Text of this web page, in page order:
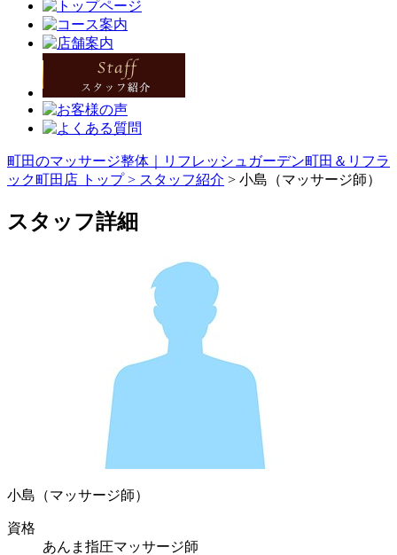
町田のマッサージ整体｜リフレッシュガーデン町田＆リフラ
ック町田店 トップ > スタッフ紹介 > 小島（マッサージ師）
スタッフ詳細
小島（マッサージ師）
資格
あんま指圧マッサージ師